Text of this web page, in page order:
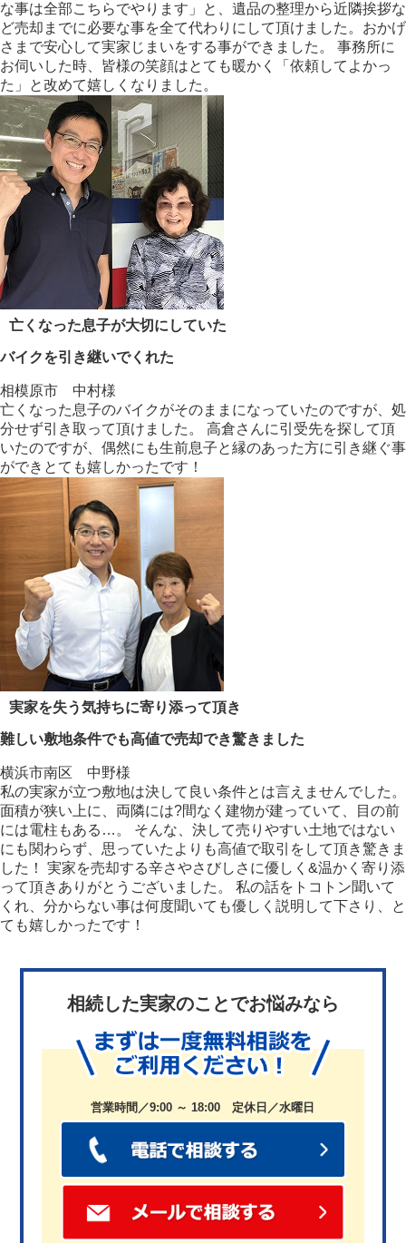
な事は全部こちらでやります」と、遺品の整理から近隣挨拶な
ど売却までに必要な事を全て代わりにして頂けました。おかげ
さまで安心して実家じまいをする事ができました。 事務所に
お伺いした時、皆様の笑顔はとても暖かく「依頼してよかっ
た」と改めて嬉しくなりました。
亡くなった息子が大切にしていた
バイクを引き継いでくれた
相模原市 中村様
亡くなった息子のバイクがそのままになっていたのですが、処
分せず引き取って頂けました。 高倉さんに引受先を探して頂
いたのですが、偶然にも生前息子と縁のあった方に引き継ぐ事
ができとても嬉しかったです！
実家を失う気持ちに寄り添って頂き
難しい敷地条件でも高値で売却でき驚きました
横浜市南区 中野様
私の実家が立つ敷地は決して良い条件とは言えませんでした。
面積が狭い上に、両隣には?間なく建物が建っていて、目の前
には電柱もある…。 そんな、決して売りやすい土地ではない
にも関わらず、思っていたよりも高値で取引をして頂き驚きま
した！ 実家を売却する辛さやさびしさに優しく&温かく寄り添
って頂きありがとうございました。 私の話をトコトン聞いて
くれ、分からない事は何度聞いても優しく説明して下さり、と
ても嬉しかったです！
相続した実家のことでお悩みなら
営業時間／9:00 ～ 18:00 定休日／水曜日